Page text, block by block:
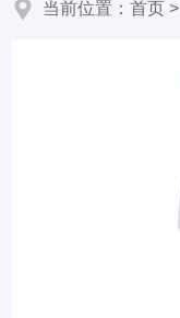
当前位置： 首页 >